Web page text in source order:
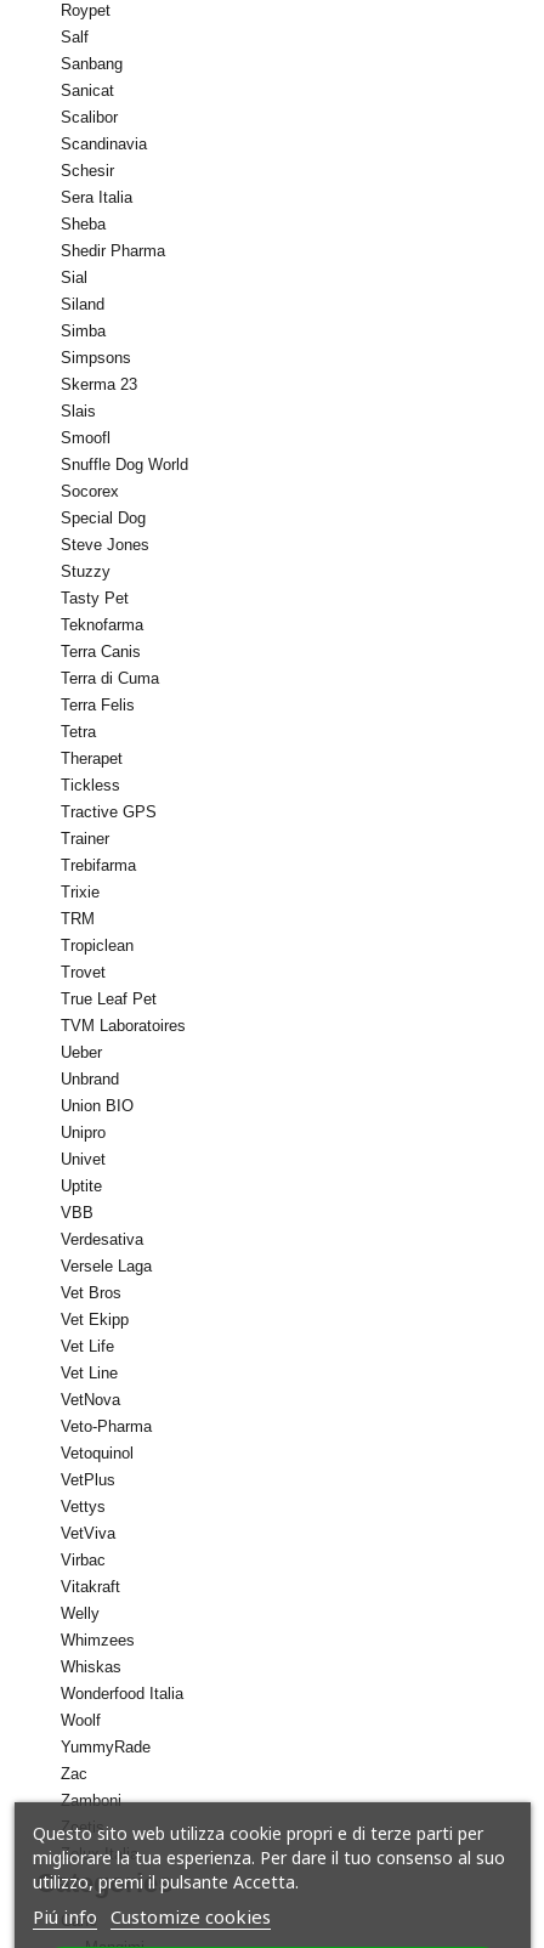
Roypet
Salf
Sanbang
Sanicat
Scalibor
Scandinavia
Schesir
Sera Italia
Sheba
Shedir Pharma
Sial
Siland
Simba
Simpsons
Skerma 23
Slais
Smoofl
Snuffle Dog World
Socorex
Special Dog
Steve Jones
Stuzzy
Tasty Pet
Teknofarma
Terra Canis
Terra di Cuma
Terra Felis
Tetra
Therapet
Tickless
Tractive GPS
Trainer
Trebifarma
Trixie
TRM
Tropiclean
Trovet
True Leaf Pet
TVM Laboratoires
Ueber
Unbrand
Union BIO
Unipro
Univet
Uptite
VBB
Verdesativa
Versele Laga
Vet Bros
Vet Ekipp
Vet Life
Vet Line
VetNova
Veto-Pharma
Vetoquinol
VetPlus
Vettys
VetViva
Virbac
Vitakraft
Welly
Whimzees
Whiskas
Wonderfood Italia
Woolf
YummyRade
Zac
Zamboni
Zoetis
Zolux Italia
Categories
Cane
Questo sito web utilizza cookie propri e di terze parti per
migliorare la tua esperienza. Per dare il tuo consenso al suo
utilizzo, premi il pulsante Accetta.
Piú info Customize cookies